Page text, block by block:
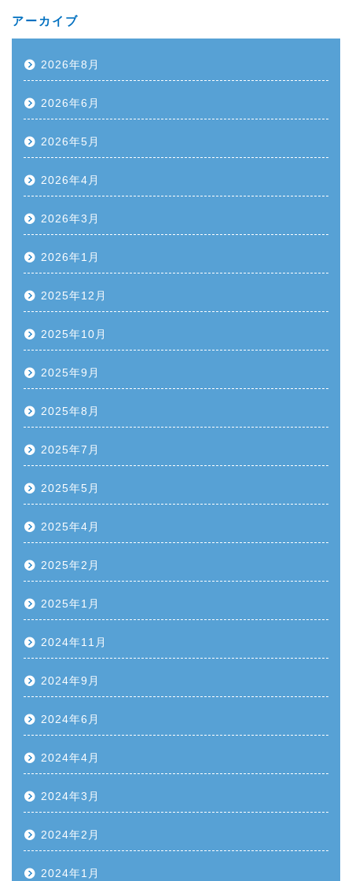
アーカイブ
2026年8月
2026年6月
2026年5月
2026年4月
2026年3月
2026年1月
2025年12月
2025年10月
2025年9月
2025年8月
2025年7月
2025年5月
2025年4月
2025年2月
2025年1月
2024年11月
2024年9月
2024年6月
2024年4月
2024年3月
2024年2月
2024年1月